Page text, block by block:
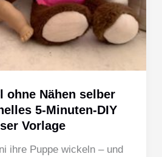
ohne Nähen selber
5-Minuten-DIY
Vorlage
ihre Puppe wickeln – und